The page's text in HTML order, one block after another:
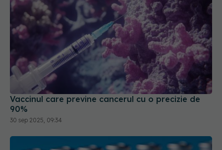
Vaccinul care previne cancerul cu o precizie de
90%
30 sep 2025, 09:34